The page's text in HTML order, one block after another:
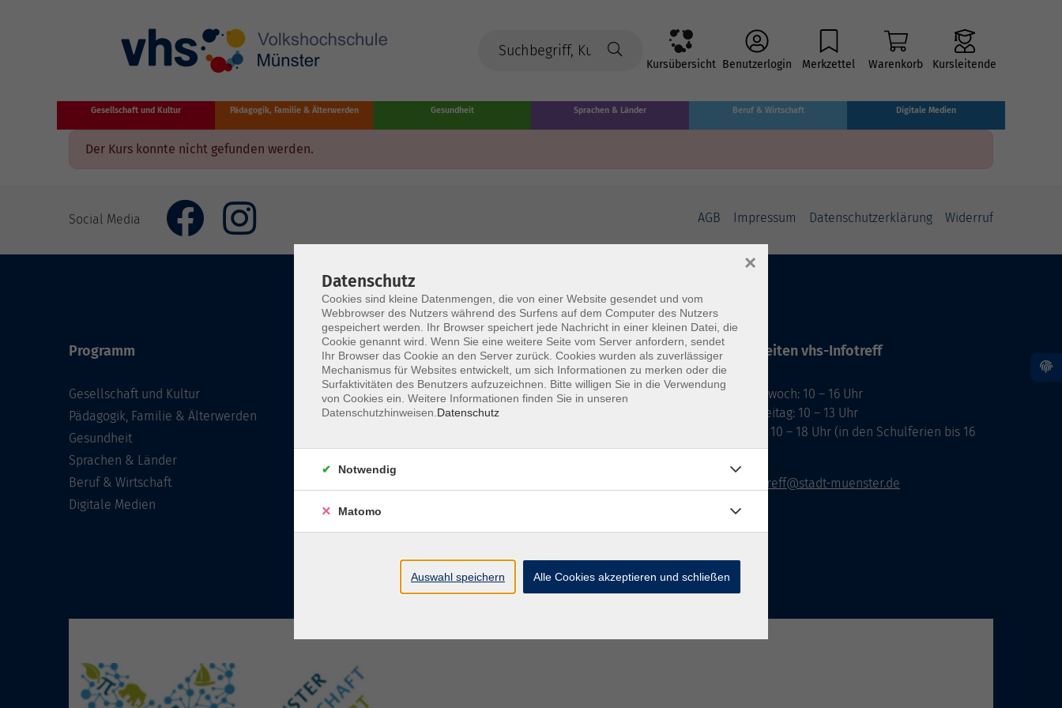
Zum Hauptinhalt springen
Kursübersicht Benutzerlogin Merkzettel Warenkorb Kursleitende
Gesellschaft und Kultur Pädagogik, Familie & Älterwerden Gesundheit Sprachen & Länder Beruf & Wirtschaft Digitale Medien
Der Kurs konnte nicht gefunden werden.
Social Media AGB Impressum Datenschutzerklärung Widerruf
Programm
Gesellschaft und Kultur
Pädagogik, Familie & Älterwerden
Gesundheit
Sprachen & Länder
Beruf & Wirtschaft
Digitale Medien
Volkshochschule Münster
Aegidiistraße 70
48143 Münster
vhs@stadt-muenster.de
Lage im Stadtplan
Öffnungszeiten vhs-Infotreff
Montag, Mittwoch: 10 – 16 Uhr
Dienstag, Freitag: 10 – 13 Uhr
Donnerstag: 10 – 18 Uhr (in den Schulferien bis 16
Uhr)
vhs-infotreff@stadt-muenster.de
Datenschutz
Cookies sind kleine Datenmengen, die von einer Website gesendet und vom
Webbrowser des Nutzers während des Surfens auf dem Computer des Nutzers
gespeichert werden. Ihr Browser speichert jede Nachricht in einer kleinen Datei, die
Cookie genannt wird. Wenn Sie eine weitere Seite vom Server anfordern, sendet
Ihr Browser das Cookie an den Server zurück. Cookies wurden als zuverlässiger
Mechanismus für Websites entwickelt, um sich Informationen zu merken oder die
Surfaktivitäten des Benutzers aufzuzeichnen. Bitte willigen Sie in die Verwendung
von Cookies ein. Weitere Informationen finden Sie in unseren
Datenschutzhinweisen. Datenschutz
×
Notwendig
Matomo
Auswahl speichern Alle Cookies akzeptieren und schließen